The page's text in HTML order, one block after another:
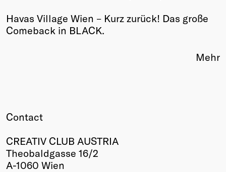
Havas Village Wien – Kurz zurück! Das große
Comeback in BLACK.
Mehr
Contact
CREATIV CLUB AUSTRIA
Theobaldgasse 16/2
A-1060 Wien